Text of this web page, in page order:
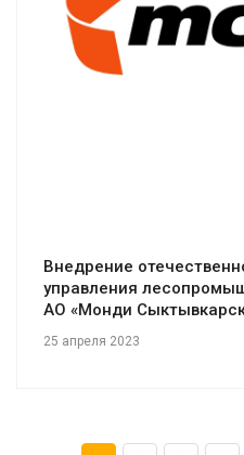
Смотреть
Внедрение
управления
АО «Монди
25 апреля 2023